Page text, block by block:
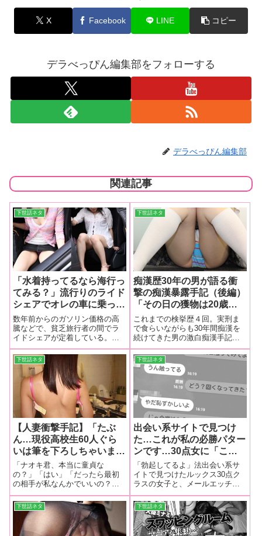
X Facebook LINE コピー
デラべっぴん編集部をフォローする
デラべっぴん編集部
関連記事
下世話ネタ
「水着持ってるなら海行っ
てみる？」流行りのライド
シェアでオレの車に乗って
きた女子大生２人組の車内
ナマ着替えシーンを盗撮♥
期待以上のハプニング映像
が撮れちゃった件
数年前からのガソリン価格の高
騰などで、貧乏旅行者の間でラ
イドシェアが定着している。目
的地まで車を相乗りして、高速
代や燃費を割り勘にするという
ものだ。里帰りなどを考えてい
る貧乏学生などが、ネットのラ
イ ドシェア募集掲示板にかじり
ついて仲間を募
下世話ネタ
痴漢歴30年の男が語る衝
撃の痴漢暴露手記（後編）
「その日の獲物は20歳前
後の女。パンストの上から
陰部を撫でても微動だにし
ない彼女に、勢いづいた私
は中まで指を…」
これまでの検挙歴４回。実刑ま
で食らいながらも30年間痴漢を
続けてきた男の激白痴漢手記
（後編）。
下世話ネタ
【人妻衝撃手記】「たぶ
ん…現役高校生60人ぐら
いは筆を下ろしちゃいまし
た」驚異の童貞キラー奥さ
まが語る衝撃の童貞筆下ろ
しダイアリー。
「ナオキ君、本当に童貞な
の？」「はい」「だったら最初
の相手が私なんかでいいの？」
「うん」「どうしたい？」「え
っ、どうって、あの…」高校生
チェリーボーイを食いまくり！
衝撃の童貞キラー奥さまが語る
筆下ろしダイアリー！！
下世話ネタ
出会い系サイトで見つけ
た…これが私の必勝パター
ンです…30点女に「こん
な私に興奮してくれてる」
と思わせれば勝ち！
「勃起してるよ」法出会い系サ
イトで見つけたルックス30点ク
ラスの女子と、メールエッチの
関係に持ち込む。これが私の必
勝パターンです。自分のプロフ
ィールには若い頃に撮影した奇
跡の一枚を使えば、どうにか関
係は作れます…
下世話ネタ 下世話ネタ